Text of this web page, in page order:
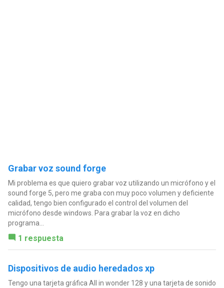
Grabar voz sound forge
Mi problema es que quiero grabar voz utilizando un micrófono y el
sound forge 5, pero me graba con muy poco volumen y deficiente
calidad, tengo bien configurado el control del volumen del
micrófono desde windows. Para grabar la voz en dicho
programa...
1 respuesta
Dispositivos de audio heredados xp
Tengo una tarjeta gráfica All in wonder 128 y una tarjeta de sonido